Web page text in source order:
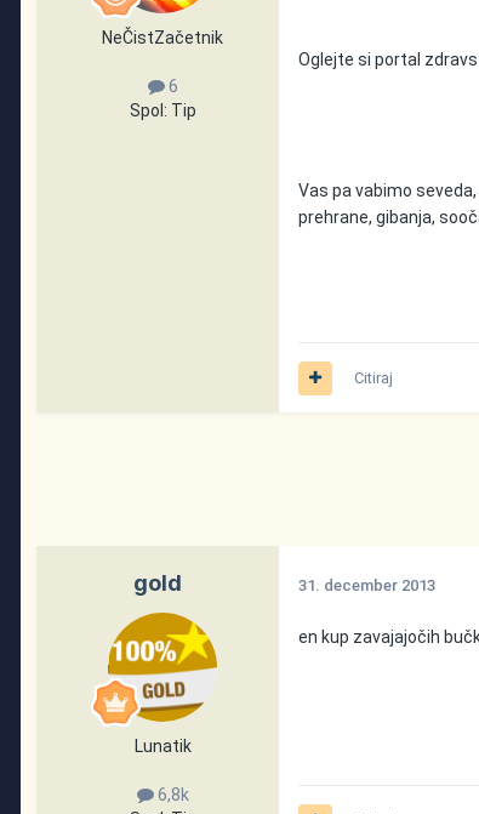
NeČistZačetnik
6
Spol: Tip
Oglejte si portal
Vas pa vabimo
prehrane, gibanja,
Citiraj
gold
Lunatik
6,8k
31. december 2013
en kup zavajajočih